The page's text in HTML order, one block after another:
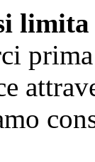
limita